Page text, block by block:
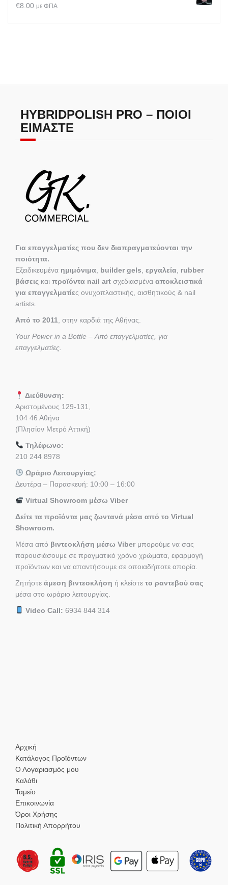
€8.00 με ΦΠΑ
HYBRIDPOLISH PRO – ΠΟΙΟΙ
ΕΊΜΑΣΤΕ
Για επαγγελματίες που δεν διαπραγματεύονται την
ποιότητα.
Εξειδικευμένα ημιμόνιμα builder gels εργαλεία rubber
βάσεις και προϊόντα nail art σχεδιασμένα αποκλειστικά
για επαγγελματίες ονυχοπλαστικής, αισθητικούς & nail
artists.
Από το 2011 , στην καρδιά της Αθήνας.
Your Power in a Bottle – Από επαγγελματίες, για
επαγγελματίες.
Διεύθυνση:
Αριστομένους 129-131,
104 46 Αθήνα
(Πλησίον Μετρό Αττική)
Τηλέφωνο:
210 244 8978
Ωράριο Λειτουργίας:
Δευτέρα – Παρασκευή: 10:00 – 16:00
Virtual Showroom μέσω Viber
Δείτε τα προϊόντα μας ζωντανά μέσα από το Virtual
Showroom.
Μέσα από βιντεοκλήση μέσω Viber μπορούμε να σας
παρουσιάσουμε σε πραγματικό χρόνο χρώματα, εφαρμογή
προϊόντων και να απαντήσουμε σε οποιαδήποτε απορία.
Ζητήστε άμεση βιντεοκλήση ή κλείστε το ραντεβού σας
μέσα στο ωράριο λειτουργίας.
Video Call: 6934 844 314
Αρχική
Κατάλογος Προϊόντων
Ο Λογαριασμός μου
Καλάθι
Ταμείο
Επικοινωνία
Όροι Χρήσης
Πολιτική Απορρήτου